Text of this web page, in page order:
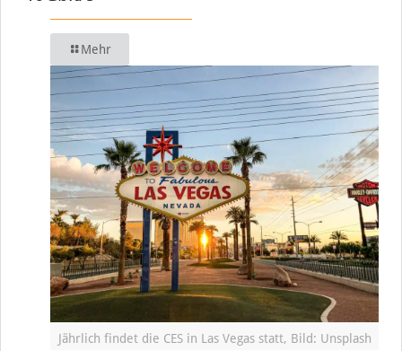
Mehr
Jährlich findet die CES in Las Vegas statt, Bild: Unsplash